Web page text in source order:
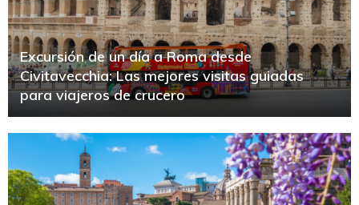
Excursión de un día a Roma desde
Civitavecchia: Las mejores visitas guiadas
para viajeros de crucero